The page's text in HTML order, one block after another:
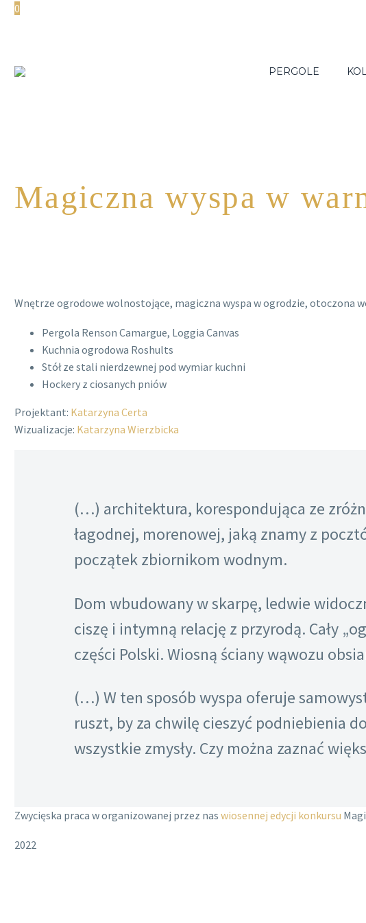
0
PERGOLE
Magiczna wyspa w
Wnętrze ogrodowe wolnostojące, magiczna wyspa w ogrodzie, otoczona
Pergola Renson Camargue, Loggia Canvas
Kuchnia ogrodowa Roshults
Stół ze stali nierdzewnej pod wymiar kuchni
Hockery z ciosanych pniów
Projektant: Katarzyna Certa
Wizualizacje: Katarzyna Wierzbicka
(…) architektura, korespondująca ze
łagodnej, morenowej, jaką znamy z
początek zbiornikom wodnym.
Dom wbudowany w skarpę, ledwie
ciszę i intymną relację z przyrodą. Cały
części Polski. Wiosną ściany wąwozu
(…) W ten sposób wyspa oferuje
ruszt, by za chwilę cieszyć podniebienia
wszystkie zmysły. Czy można zaznać
Zwycięska praca w organizowanej przez nas wiosennej edycji konkursu
2022